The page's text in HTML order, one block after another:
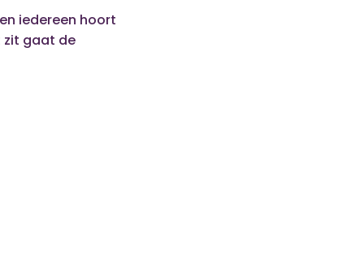
iedereen hoort
zit gaat de